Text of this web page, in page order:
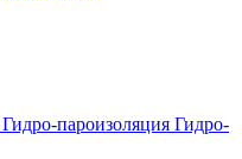
Гидро-пароизоляция Гидро-